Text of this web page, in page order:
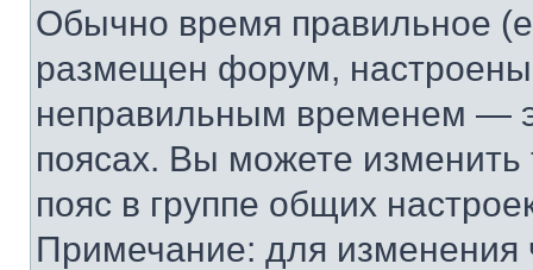
Обычно время правильное
размещен форум, настроены
неправильным временем —
поясах. Вы можете изменить
пояс в группе общих
Примечание: для изменения